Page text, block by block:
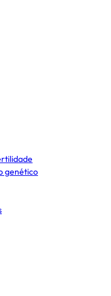
genético